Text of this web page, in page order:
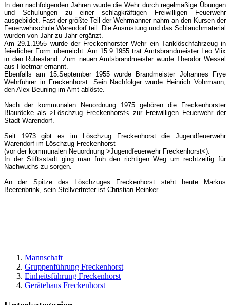
In den nachfolgenden Jahren wurde die Wehr durch regelmäßige Übungen
und Schulungen zu einer schlagkräftigen Freiwilligen Feuerwehr
ausgebildet. Fast der größte Teil der Wehrmänner nahm an den Kursen der
Feuerwehrschule Warendorf teil. Die Ausrüstung und das Schlauchmaterial
wurden von Jahr zu Jahr ergänzt.
Am 29.1.1955 wurde der Freckenhorster Wehr ein Tanklöschfahrzeug in
feierlicher Form überreicht. Am 15.9.1955 trat Amtsbrandmeister Leo Vlix
in den Ruhestand. Zum neuen Amtsbrandmeister wurde Theodor Wessel
aus Hoetmar ernannt.
Ebenfalls am 15.September 1955 wurde Brandmeister Johannes Frye
Wehrführer in Freckenhorst. Sein Nachfolger wurde Heinrich Vohrmann,
den Alex Beuning im Amt ablöste.
Nach der kommunalen Neuordnung 1975 gehören die Freckenhorster
Blauröcke als >Löschzug Freckenhorst< zur Freiwilligen Feuerwehr der
Stadt Warendorf.
Seit 1973 gibt es im Löschzug Freckenhorst die Jugendfeuerwehr
Warendorf im Löschzug Freckenhorst
(vor der kommunalen Neuordnung >Jugendfeuerwehr Freckenhorst<).
In der Stiftsstadt ging man früh den richtigen Weg um rechtzeitig für
Nachwuchs zu sorgen.
An der Spitze des Löschzuges Freckenhorst steht heute Markus
Beerenbrink, sein Stellvertreter ist Christian Reinker.
Mannschaft
Gruppenführung Freckenhorst
Einheitsführung Freckenhorst
Gerätehaus Freckenhorst